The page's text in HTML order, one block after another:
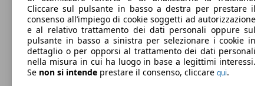
119 g/km
Emissioni di CO2 (combinato)*
Cliccare sul pulsante in basso a destra per prestare il
consenso all’impiego di cookie soggetti ad autorizzazione
e al relativo trattamento dei dati personali oppure sul
pulsante in basso a sinistra per selezionare i cookie in
dettaglio o per opporsi al trattamento dei dati personali
nella misura in cui ha luogo in base a legittimi interessi.
Se non si intende prestare il consenso, cliccare qui.